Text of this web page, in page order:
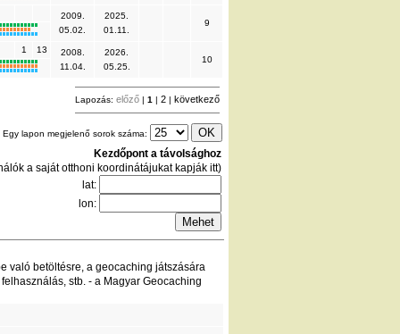
2009.
05.02.
2025.
01.11.
9
1 13
2008.
11.04.
2026.
05.25.
10
Lapozás: előző 1 2 következő
Egy lapon megjelenő sorok száma:
Kezdőpont a távolsághoz
a saját otthoni koordinátájukat kapják itt)
lat:
lon:
való betöltésre, a geocaching játszására
stb. - a Magyar Geocaching